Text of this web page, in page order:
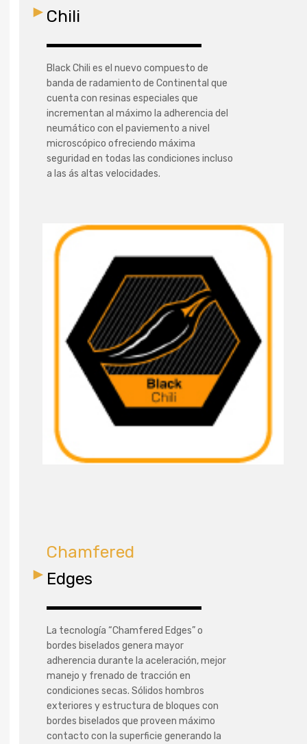
Chili
Black Chili es el nuevo compuesto de
banda de radamiento de Continental que
cuenta con resinas especiales que
incrementan al máximo la adherencia del
neumático con el paviemento a nivel
microscópico ofreciendo máxima
seguridad en todas las condiciones incluso
a las ás altas velocidades.
Chamfered
Edges
La tecnología “Chamfered Edges” o
bordes biselados genera mayor
adherencia durante la aceleración, mejor
manejo y frenado de tracción en
condiciones secas. Sólidos hombros
exteriores y estructura de bloques con
bordes biselados que proveen máximo
contacto con la superficie generando la